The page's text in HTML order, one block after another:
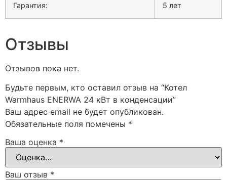
Гарантия: 5 лет
Отзывы
Отзывов пока нет.
Будьте первым, кто оставил отзыв на “Котел
Warmhaus ENERWA 24 кВт в конденсации”
Ваш адрес email не будет опубликован.
Обязательные поля помечены *
Ваша оценка *
Ваш отзыв *